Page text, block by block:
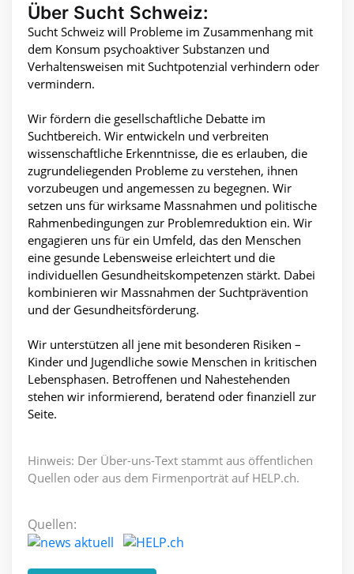
Über Sucht Schweiz:
Sucht Schweiz will Probleme im Zusammenhang mit
dem Konsum psychoaktiver Substanzen und
Verhaltensweisen mit Suchtpotenzial verhindern oder
vermindern.
Wir fördern die gesellschaftliche Debatte im
Suchtbereich. Wir entwickeln und verbreiten
wissenschaftliche Erkenntnisse, die es erlauben, die
zugrundeliegenden Probleme zu verstehen, ihnen
vorzubeugen und angemessen zu begegnen. Wir
setzen uns für wirksame Massnahmen und politische
Rahmenbedingungen zur Problemreduktion ein. Wir
engagieren uns für ein Umfeld, das den Menschen
eine gesunde Lebensweise erleichtert und die
individuellen Gesundheitskompetenzen stärkt. Dabei
kombinieren wir Massnahmen der Suchtprävention
und der Gesundheitsförderung.
Wir unterstützen all jene mit besonderen Risiken –
Kinder und Jugendliche sowie Menschen in kritischen
Lebensphasen. Betroffenen und Nahestehenden
stehen wir informierend, beratend oder finanziell zur
Seite.
Hinweis: Der Über-uns-Text stammt aus öffentlichen
Quellen oder aus dem Firmenporträt auf HELP.ch.
Quellen: